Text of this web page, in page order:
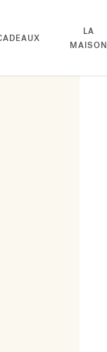
LA
MAISON